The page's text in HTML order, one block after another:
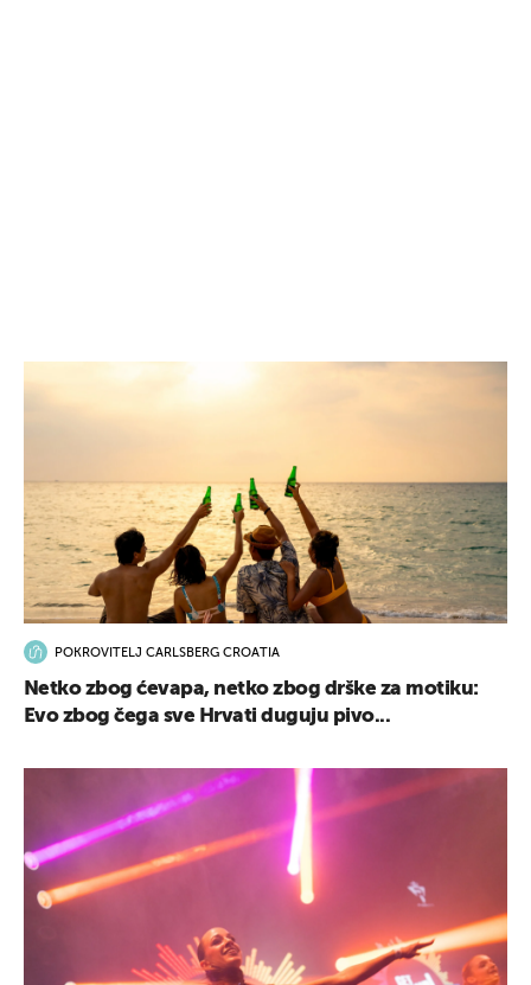
POKROVITELJ CARLSBERG CROATIA
Netko zbog ćevapa, netko zbog drške za motiku:
Evo zbog čega sve Hrvati duguju pivo...